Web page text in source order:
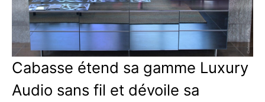
Cabasse étend sa gamme Luxury
Audio sans fil et dévoile sa